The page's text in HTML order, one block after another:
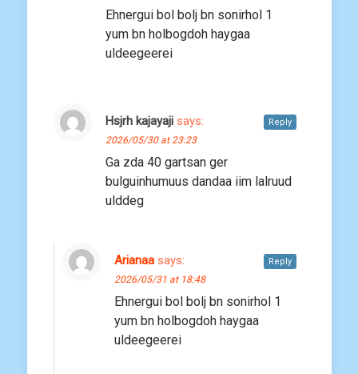
Ehnergui bol bolj bn sonirhol 1
yum bn holbogdoh haygaa
uldeegeerei
Hsjrh kajayaji says:
2026/05/30 at 23:23
Ga zda 40 gartsan ger
bulguinhumuus dandaa iim lalruud
ulddeg
Reply
Arianaa says:
2026/05/31 at 18:48
Ehnergui bol bolj bn sonirhol 1
yum bn holbogdoh haygaa
uldeegeerei
Reply